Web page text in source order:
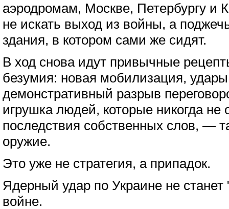
аэродромам, Москве, Петербургу и
не искать выход из войны, а
здания, в котором сами же сидят.
В ход снова идут привычные
безумия: новая мобилизация,
демонстративный разрыв
игрушка людей, которые никогда не
последствия собственных слов, —
оружие.
Это уже не стратегия, а припадок.
Ядерный удар по Украине не станет
войне.